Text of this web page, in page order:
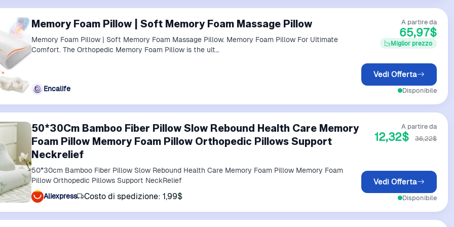
Memory Foam Pillow | Soft Memory Foam Massage Pillow
Memory Foam Pillow | Soft Memory Foam Massage Pillow. Memory Foam Pillow For Ultimate
Comfort. The Orthopedic Memory Foam Pillow is the ult…
Encalife
A partire da
65,97$
Miglior prezzo
Vedi Offerta
Disponibile
50*30Cm Bamboo Fiber Pillow Slow Rebound Health Care Memory
Foam Pillow Memory Foam Pillow Orthopedic Pillows Support
Neckrelief
50*30cm Bamboo Fiber Pillow Slow Rebound Health Care Memory Foam Pillow Memory Foam
Pillow Orthopedic Pillows Support NeckRelief
Aliexpress
Costo di spedizione: 1,99$
A partire da
12,32$ 36,22$
Vedi Offerta
Disponibile